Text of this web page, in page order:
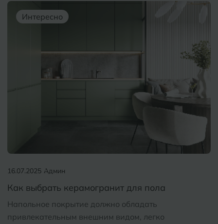
Интересно
16.07.2025 Админ
Как выбрать керамогранит для пола
Напольное покрытие должно обладать
привлекательным внешним видом, легко